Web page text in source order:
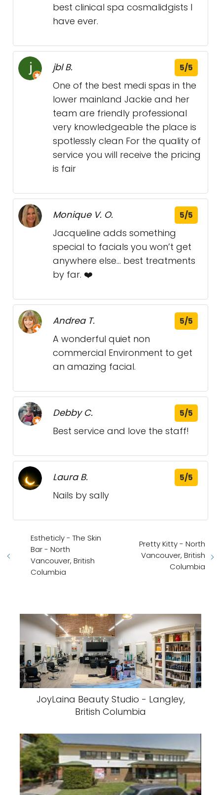
best clinical spa cosmalidgists I
have ever.
jbl B. 5/5
One of the best medi spas in the
lower mainland Jackie and her
team are friendly professional
very knowledgeable the place is
spotlessly clean For the quality of
service you will receive the pricing
is fair
Monique V. O. 5/5
Jacqueline adds something
special to facials you won’t get
anywhere else... best treatments
by far. ❤️
Andrea T. 5/5
A wonderful quiet non
commercial Environment to get
an amazing facial.
Debby C. 5/5
Best service and love the staff!
Laura B. 5/5
Nails by sally
Estheticly - The Skin
Bar - North
Vancouver, British
Columbia
Pretty Kitty - North
Vancouver, British
Columbia
JoyLaina Beauty Studio - Langley,
British Columbia